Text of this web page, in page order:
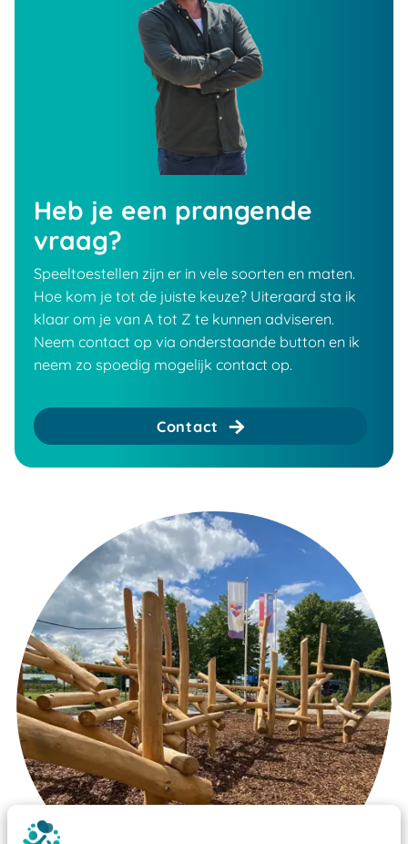
Heb je een prangende
vraag?
Speeltoestellen zijn er in vele soorten en maten.
Hoe kom je tot de juiste keuze? Uiteraard sta ik
klaar om je van A tot Z te kunnen adviseren.
Neem contact op via onderstaande button en ik
neem zo spoedig mogelijk contact op.
Contact